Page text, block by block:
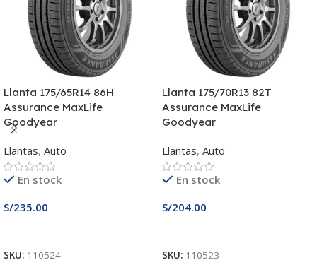
Llanta 175/65R14 86H
Assurance MaxLife
Goodyear
Llantas, Auto
En stock
S/235.00
SKU: 110524
Llanta 175/70R13 82T
Assurance MaxLife
Goodyear
Llantas, Auto
En stock
S/204.00
SKU: 110523